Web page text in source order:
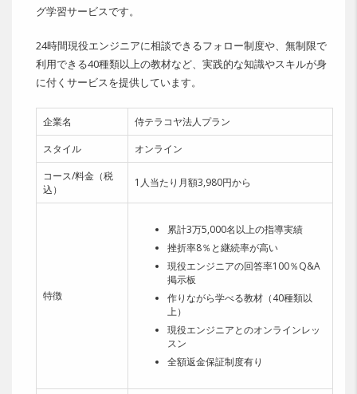
グ学習サービスです。
24時間現役エンジニアに相談できるフォロー制度や、無制限で
利用できる40種類以上の教材など、実践的な知識やスキルが身
に付くサービスを提供しています。
企業名
侍テラコヤ法人プラン
スタイル
オンライン
コース/料金（税
込）
1人当たり月額3,980円から
特徴
累計3万5,000名以上の指導実績
挫折率8％と継続率が高い
現役エンジニアの回答率100％Q&A
掲示板
作りながら学べる教材（40種類以
上）
現役エンジニアとのオンラインレッ
スン
全額返金保証制度有り